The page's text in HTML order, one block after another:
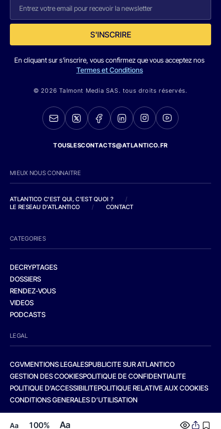
Aa 100% Aa
S'INSCRIRE
En cliquant sur s'inscrire, vous confirmez que vous acceptez nos
Termes et Conditions
© 2026 Talmont Media SAS. tous droits réservés.
TOUSLESCONTACTS@ATLANTICO.FR
MIEUX NOUS CONNAITRE
ATLANTICO C'EST QUI, C'EST QUOI ?
/
LE RESEAU D'ATLANTICO
/ CONTACT
CATEGORIES
DECRYPTAGES
DOSSIERS
RENDEZ-VOUS
VIDEOS
PODCASTS
LEGAL
CGVMENTIONS LEGALESPUBLICITE SUR ATLANTICO
GESTION DES COOKIESPOLITIQUE DE CONFIDENTIALITE
POLITIQUE D’ACCESSIBILITEPOLITIQUE RELATIVE AUX COOKIES
CONDITIONS GENERALES D’UTILISATION